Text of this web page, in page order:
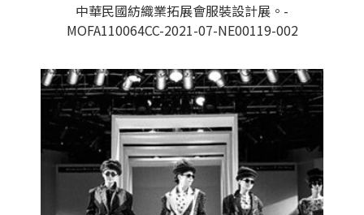
中華民國紡織業拓展會服裝設計展。-
MOFA110064CC-2021-07-NE00119-002